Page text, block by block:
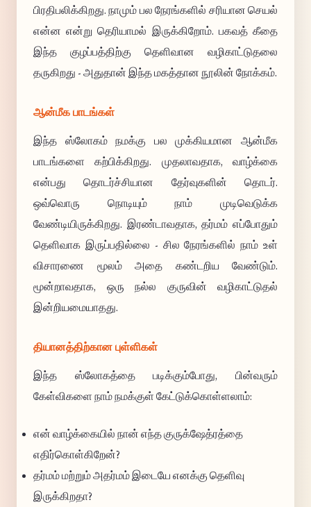
பிரதிபலிக்கிறது. நாமும் பல நேரங்களில் சரியான செயல்
என்ன என்று தெரியாமல் இருக்கிறோம். பகவத் கீதை
இந்த குழப்பத்திற்கு தெளிவான வழிகாட்டுதலை
தருகிறது - அதுதான் இந்த மகத்தான நூலின் நோக்கம்.
ஆன்மீக பாடங்கள்
இந்த ஸ்லோகம் நமக்கு பல முக்கியமான ஆன்மீக
பாடங்களை கற்பிக்கிறது. முதலாவதாக, வாழ்க்கை
என்பது தொடர்ச்சியான தேர்வுகளின் தொடர்.
ஒவ்வொரு நொடியும் நாம் முடிவெடுக்க
வேண்டியிருக்கிறது. இரண்டாவதாக, தர்மம் எப்போதும்
தெளிவாக இருப்பதில்லை - சில நேரங்களில் நாம் உள்
விசாரணை மூலம் அதை கண்டறிய வேண்டும்.
மூன்றாவதாக, ஒரு நல்ல குருவின் வழிகாட்டுதல்
இன்றியமையாதது.
தியானத்திற்கான புள்ளிகள்
இந்த ஸ்லோகத்தை படிக்கும்போது, பின்வரும்
கேள்விகளை நாம் நமக்குள் கேட்டுக்கொள்ளலாம்:
என் வாழ்க்கையில் நான் எந்த குருக்ஷேத்ரத்தை
எதிர்கொள்கிறேன்?
தர்மம் மற்றும் அதர்மம் இடையே எனக்கு தெளிவு
இருக்கிறதா?